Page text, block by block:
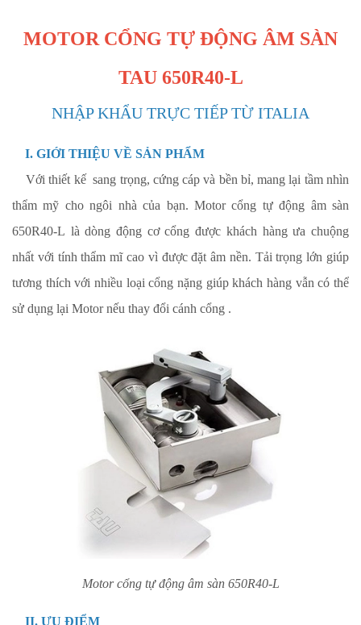
MOTOR CỔNG TỰ ĐỘNG ÂM SÀN
TAU 650R40-L
NHẬP KHẨU TRỰC TIẾP TỪ ITALIA
I. GIỚI THIỆU VỀ SẢN PHẨM
Với thiết kế sang trọng, cứng cáp và bền bỉ, mang lại tầm nhìn
thẩm mỹ cho ngôi nhà của bạn. Motor cổng tự động âm sàn
650R40-L là dòng động cơ cổng được khách hàng ưa chuộng
nhất với tính thẩm mĩ cao vì được đặt âm nền. Tải trọng lớn giúp
tương thích với nhiều loại cổng nặng giúp khách hàng vẫn có thể
sử dụng lại Motor nếu thay đổi cánh cổng .
Motor cổng tự động âm sàn 650R40-L
II. ƯU ĐIỂM